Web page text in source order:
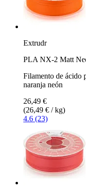
Extrudr
PLA NX-2 Matt
Filamento de ácido
naranja neón
26,49 €
(26,49 € / kg)
4.6 (23)